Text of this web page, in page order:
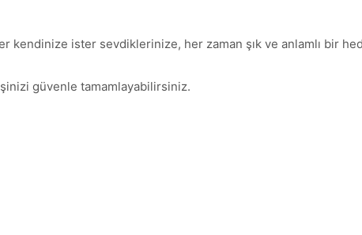
ister sevdiklerinize, her zaman şık ve anlamlı bir
güvenle tamamlayabilirsiniz.